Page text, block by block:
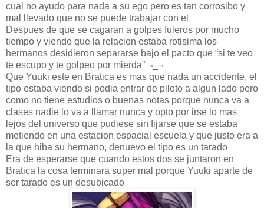
cual no ayudo para nada a su ego pero es tan corrosibo y
mal llevado que no se puede trabajar con el
Despues de que se cagaran a golpes fuleros por mucho
tiempo y viendo que la relacion estaba rotisima los
hermanos desidieron separarse bajo el pacto que “si te veo
te escupo y te golpeo por mierda” ¬_¬
Que Yuuki este en Bratica es mas que nada un accidente, el
tipo estaba viendo si podia entrar de piloto a algun lado pero
como no tiene estudios o buenas notas porque nunca va a
clases nadie lo va a llamar nunca y opto por irse lo mas
lejos del universo que pudiese sin fijarse que se estaba
metiendo en una estacion espacial escuela y que justo era a
la que hiba su hermano, denuevo el tipo es un tarado
Era de esperarse que cuando estos dos se juntaron en
Bratica la cosa terminara super mal porque Yuuki aparte de
ser tarado es un desubicado